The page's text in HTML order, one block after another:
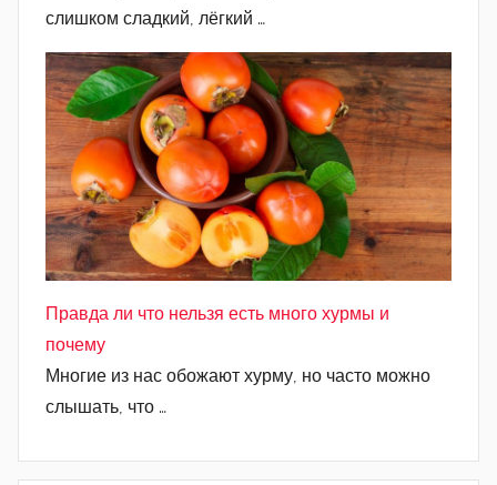
слишком сладкий, лёгкий …
Правда ли что нельзя есть много хурмы и
почему
Многие из нас обожают хурму, но часто можно
слышать, что …